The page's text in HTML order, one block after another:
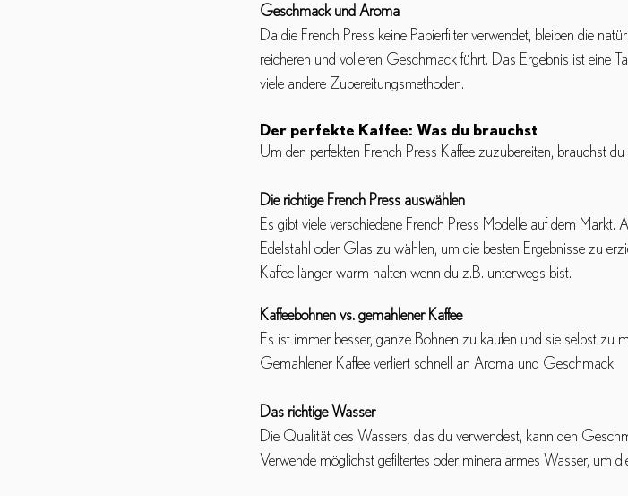
Geschmack und Aroma
Da die French Press keine Papierfilter verwendet, bleiben die
reicheren und volleren Geschmack führt. Das Ergebnis ist eine
viele andere Zubereitungsmethoden.
Der perfekte Kaffee: Was du brauchst
Um den perfekten French Press Kaffee zuzubereiten, brauchst
Die richtige French Press auswählen
Es gibt viele verschiedene French Press Modelle auf dem Markt.
Edelstahl oder Glas zu wählen, um die besten Ergebnisse zu
Kaffee länger warm halten wenn du z.B. unterwegs bist.
Kaffeebohnen vs. gemahlener Kaffee
Es ist immer besser, ganze Bohnen zu kaufen und sie selbst zu
Gemahlener Kaffee verliert schnell an Aroma und Geschmack.
Das richtige Wasser
Die Qualität des Wassers, das du verwendest, kann den
Verwende möglichst gefiltertes oder mineralarmes Wasser, um